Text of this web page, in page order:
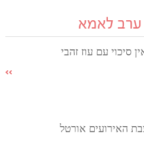
לאמא
סיכוי עם עוז זהבי
האירועים אורטל